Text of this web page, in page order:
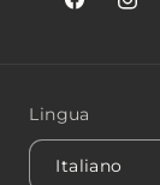
Facebook
Lingua
Italiano